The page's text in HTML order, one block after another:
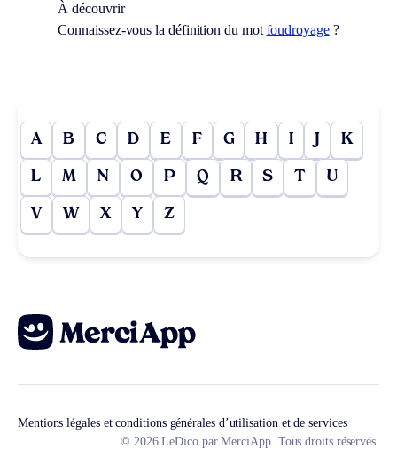
À découvrir
Connaissez-vous la définition du mot foudroyage?
A B C D E F G H I J K
L M N O P Q R S T U
V W X Y Z
Mentions légales et conditions générales d’utilisation et de services
© 2026 LeDico par MerciApp. Tous droits réservés.